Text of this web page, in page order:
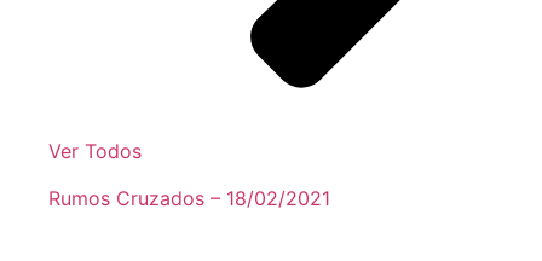
Ver Todos
Rumos Cruzados – 18/02/2021